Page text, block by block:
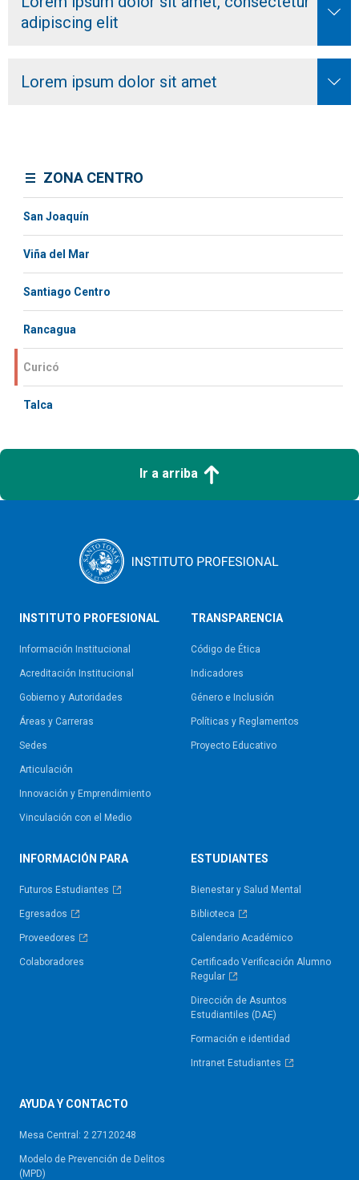
adipiscing elit
Lorem ipsum dolor sit amet
ZONA CENTRO
San Joaquín
Viña del Mar
Santiago Centro
Rancagua
Curicó
Talca
Ir a arriba
INSTITUTO PROFESIONAL
Información Institucional
Acreditación Institucional
Gobierno y Autoridades​
Áreas y Carreras
Sedes
Articulación
Innovación y Emprendimiento
Vinculación con el Medio
TRANSPARENCIA
Código de Ética
Indicadores
Género e Inclusión
Políticas y Reglamentos​
Proyecto Educativo
INFORMACIÓN PARA
Futuros Estudiantes
Egresados
Proveedores
Colaboradores
ESTUDIANTES
Bienestar y Salud Mental
Biblioteca
Calendario Académico
Certificado Verificación Alumno
Regular
Dirección de Asuntos
Estudiantiles (DAE)
Formación e identidad
Intranet Estudiantes
AYUDA Y CONTACTO
Mesa Central: 2 27120248
Modelo de Prevención de Delitos
(MPD)